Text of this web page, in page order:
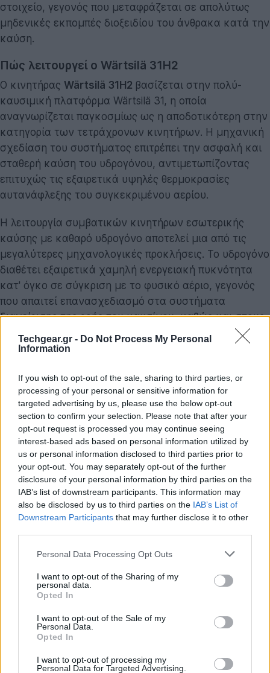
Techgear.gr - Do Not Process My Personal
Information
If you wish to opt-out of the sale, sharing to third parties, or
processing of your personal or sensitive information for
targeted advertising by us, please use the below opt-out
section to confirm your selection. Please note that after your
opt-out request is processed you may continue seeing
interest-based ads based on personal information utilized by
us or personal information disclosed to third parties prior to
your opt-out. You may separately opt-out of the further
disclosure of your personal information by third parties on the
IAB’s list of downstream participants. This information may
also be disclosed by us to third parties on the IAB’s List of
Downstream Participants that may further disclose it to other
Please note that this website/app uses one or more Google
not limited to your visit or usage behaviour. You may click to
grant or deny consent to Google and its third-party tags to
use your data for below specified purposes in below Google
consent section.
Personal Data Processing Opt Outs
I want to opt-out of the Sharing of my
personal data.
Opted In
I want to opt-out of the Sale of my
Personal Data.
Opted In
I want to opt-out of processing my
Personal Data for Targeted Advertising.
στοιχείο, γεγονός που μεταφράζεται σε απολύτως
μηδενικές εκπομπές διοξειδίου του άνθρακα κατά την
καύση.
Πώς λειτουργεί ο Wärtsilä 31H2
Ο κινητήρας Wärtsilä 31H2 βασίζεται στην πολύ-
καυσιμική πλατφόρμα Wärtsilä 31, η οποία
αναγνωρίζεται παγκοσμίως ως η αποδοτικότερη στην
κατηγορία των τετράχρονων κινητήρων. Η μηχανική
σχεδίαση του συστήματος επιτρέπει την ασφαλή και
σταθερή καύση του υδρογόνου, αντιμετωπίζοντας
επιτυχώς τις εξαιρετικά υψηλές θερμοκρασίες
αυτανάφλεξης του συγκεκριμένου αερίου.
Η λειτουργία συμβατικών κινητήρων εσωτερικής
καύσης με καθαρό υδρογόνο αποτελεί μια από τις
μεγαλύτερες μηχανολογικές προκλήσεις. Το υδρογόνο
διαθέτει εξαιρετικά χαμηλή ενεργειακή πυκνότητα
κατ' όγκο σε σύγκριση με το φυσικό αέριο, γεγονός
που απαιτεί επανασχεδιασμό στα συστήματα
διαχείρισης της ροής του καυσίμου, καθώς και στους
χρονισμούς των βαλβίδων ψεκασμού. Οι μηχανικοί
της Wärtsilä υλοποίησαν ειδικές τροποποιήσεις στη
εξειδικευμένο λογισμικό ελέγχου (ECU) που εγγυάται
τη σταθερότητα του κύκλου καύσης,
ελαχιστοποιώντας την καταπόνηση των μεταλλικών
κραμάτων στο εσωτερικό του μπλοκ. Τα πρώτα
δεδομένα από τις εγκαταστάσεις του Bermeo
πιστοποιούν ότι η πλατφόρμα διατηρεί πλήρως τα
πλεονεκτήματα θερμικής απόδοσης, προσφέροντας
γραμμική απόδοση ισχύος.
Ο ρόλος του πράσινου υδρογόνου στην
Έως το 2030, η παγκόσμια παραγωγή ανανεώσιμης
πράσινο υδρογόνο λειτουργεί ως μέσο μαζικής
αποθήκευσης της πλεονάζουσας ενέργειας. Κατά τις
ώρες μέγιστης αιολικής και ηλιακής παραγωγής, το
ηλεκτρικό πλεόνασμα τροφοδοτεί μονάδες
ηλεκτρόλυσης, διαχωρίζοντας το νερό σε οξυγόνο και
υδρογόνο.